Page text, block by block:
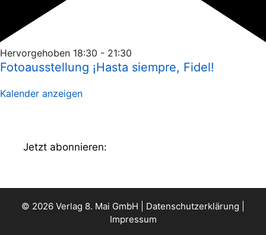
Hervorgehoben 18:30 - 21:30
Fotoausstellung ¡Hasta siempre, Fidel!
Kalender anzeigen
Jetzt abonnieren:
© 2026 Verlag 8. Mai GmbH | Datenschutzerklärung
Impressum